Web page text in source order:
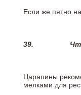
Если же пятно
39.
Царапины
мелками для